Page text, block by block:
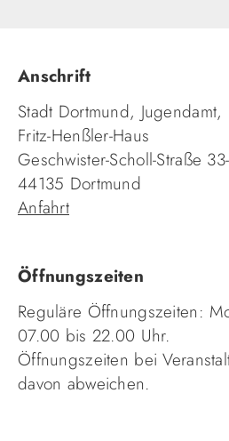
Anschrift
Stadt Dortmund, Jugendamt,
Fritz-Henßler-Haus
Geschwister-Scholl-Straße
44135 Dortmund
Anfahrt
Öffnungszeiten
Reguläre Öffnungszeiten:
07.00 bis 22.00 Uhr.
Öffnungszeiten bei
davon abweichen.